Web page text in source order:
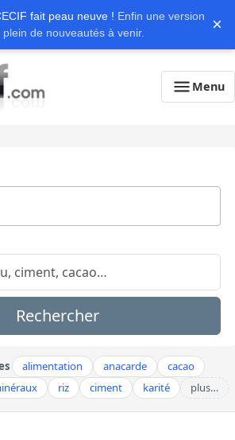
fait peau neuve ! Enfin une version
plein de nouveautés à venir.
×
Menu
Rechercher
alimentation anacarde
cacao
riz ciment karité plus…